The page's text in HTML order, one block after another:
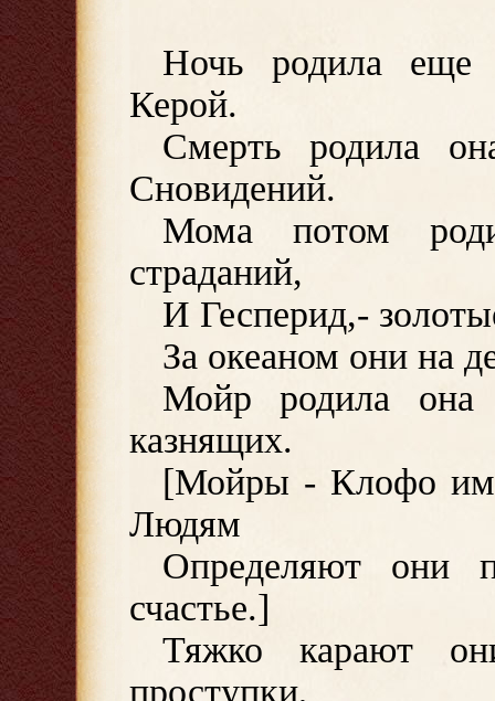
Ночь родила еще
Керой.
Смерть родила
Сновидений.
Мома потом
страданий,
И Гесперид,-
За океаном они на
Мойр родила она
казнящих.
[Мойры - Клофо
Людям
Определяют они
счастье.]
Тяжко карают
проступки,